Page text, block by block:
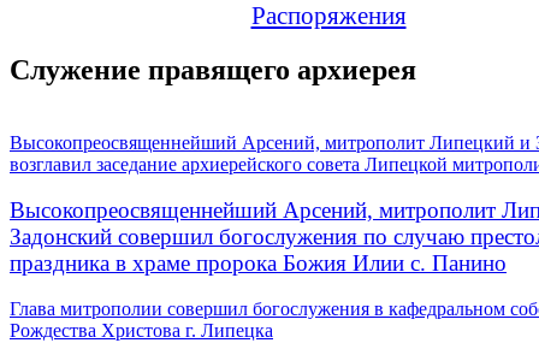
Распоряжения
Служение правящего архиерея
Высокопреосвященнейший Арсений, митрополит Липецкий и
возглавил заседание архиерейского совета Липецкой
Высокопреосвященнейший Арсений, митрополит
Задонский совершил богослужения по случаю
праздника в храме пророка Божия Илии с. Панино
Глава митрополии совершил богослужения в кафедральном
Рождества Христова г. Липецка